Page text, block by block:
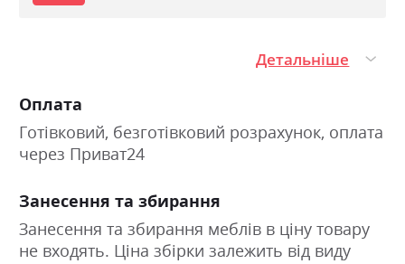
Детальніше
Оплата
Готівковий, безготівковий розрахунок, оплата
через Приват24
Занесення та збирання
Занесення та збирання меблів в ціну товару
не входять. Ціна збірки залежить від виду